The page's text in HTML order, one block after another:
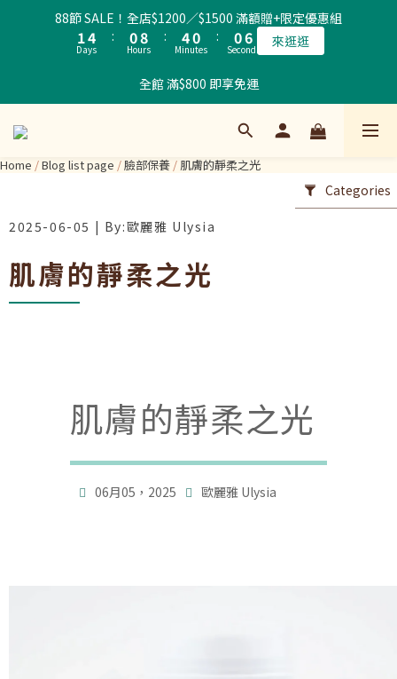
88節 SALE！全店$1200／$1500 滿額贈+限定優惠組
2
1
0
5
4
3
Days
:
1
0
9
8
7
6
5
1
Hours
:
5
4
3
2
1
1
0
Minutes
:
1
0
7
6
5
4
3
1
0
Seconds 來逛逛
全館 滿$800 即享免運
Home /Blog list page /臉部保養 / 肌膚的靜柔之光
Categories
肌膚的靜柔之光
2025-06-05
肌膚的靜柔之光
 06月05，2025  歐麗雅 Ulysia